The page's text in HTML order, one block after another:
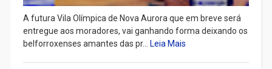
A futura Vila Olímpica de Nova Aurora que em breve será
entregue aos moradores, vai ganhando forma deixando os
belforroxenses amantes das pr... Leia Mais